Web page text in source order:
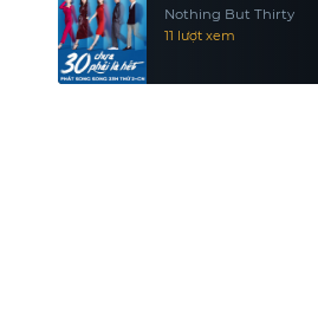
Nothing But Thirty
11 lượt xem